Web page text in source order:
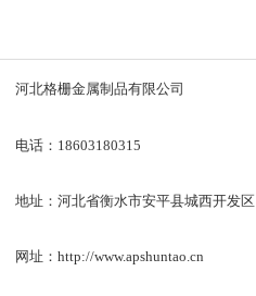
河北格栅金属制品有限公司
电话：18603180315
地址：河北省衡水市安平县城西开发区
网址：http://www.apshuntao.cn